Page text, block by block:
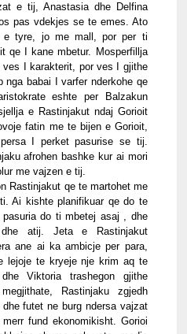
e tij, Anastasia dhe Delfina
pas vdekjes se te emes. Ato
e tyre, jo me mall, por per ti
qe I kane mbetur. Mosperfillja
I karakterit, por ves I gjithe
nga babai I varfer nderkohe qe
eshte per Balzakun
e Rastinjakut ndaj Gorioit
fatin me te bijen e Gorioit,
I perket pasurise se tij.
afrohen bashke kur ai mori
me vajzen e tij.
Rastinjakut qe te martohet me
Ai kishte planifikuar qe do te
do ti mbetej asaj , dhe
atij. Jeta e Rastinjakut
ane ai ka ambicje per para,
lejoje te kryeje nje krim aq te
Viktoria trashegon gjithe
Rastinjaku zgjedh
futet ne burg ndersa vajzat
fund ekonomikisht. Gorioi